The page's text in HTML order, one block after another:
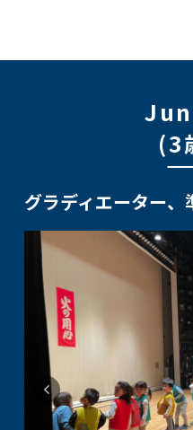
(3
グラディエーター、